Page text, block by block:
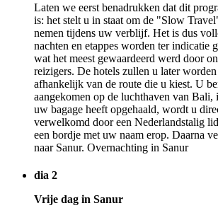
Laten we eerst benadrukken dat dit
is: het stelt u in staat om de "Slow
nemen tijdens uw verblijf. Het is dus
nachten en etappes worden ter indicatie
wat het meest gewaardeerd werd door
reizigers. De hotels zullen u later
afhankelijk van de route die u kiest. U
aangekomen op de luchthaven van Bali,
uw bagage heeft opgehaald, wordt u
verwelkomd door een Nederlandstalig
een bordje met uw naam erop. Daarna
naar Sanur. Overnachting in Sanur
dia 2
Vrije dag in Sanur